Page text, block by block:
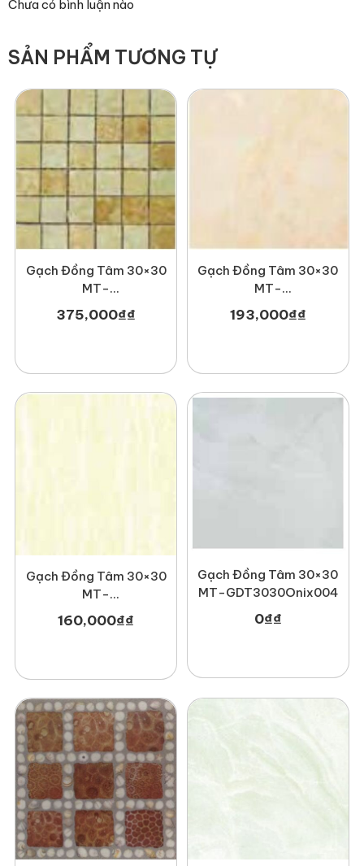
Chưa có bình luận nào
SẢN PHẨM TƯƠNG TỰ
Gạch Đồng Tâm 30×30
MT-
GDT3030Mosaic001
375,000₫₫
Gạch Đồng Tâm 30×30
MT-
193,000₫₫
Gạch Đồng Tâm 30×30
MT-
GDT3030Nonnuoc001
160,000₫₫
Gạch Đồng Tâm 30×30
MT-GDT3030Onix004
0₫₫